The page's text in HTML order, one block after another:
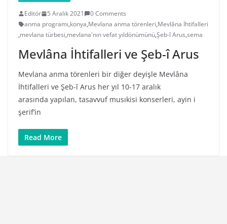
Editör 5 Aralık 2021
0 Comments
anma programı,konya,Mevlana anma törenleri,Mevlâna İhtifalleri
,mevlana türbesi,mevlana'nın vefat yıldönümünü,Şeb-î Arus,sema
Mevlâna İhtifalleri ve Şeb-î Arus
Mevlana anma törenleri bir diğer deyişle Mevlâna
İhtifalleri ve Şeb-î Arus her yıl 10-17 aralık
arasında yapılan, tasavvuf musıkisi konserleri, ayin i
şerif’in
Read More